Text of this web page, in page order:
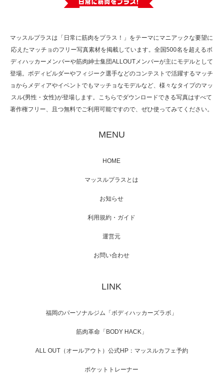
で紹介さ…
た（6/8放送）
映画「メカバース」舞台挨拶へマッスルプラ
【TV】NHK BS「COOL JAPAN 」にてマッス
「ねとらぼ」さんに…
マッスルプラスは「日常に筋肉をプラス！」をテーマにマニアックな要望に
応えたマッチョのフリー写真素材を掲載しています。全国500名を超えるボ
ディハッカーメンバーや筋肉紳士集団ALLOUTメンバーが主にモデルとして
登場。ボディビルダーやフィジーク選手などのコンテストで活躍するマッチ
ョからメディアやイベントでもマッチョなモデルなど、様々なタイプのマッ
スル(男性・女性)が登場します。こちらでダウンロードできる写真はすべて
著作権フリー、且つ無料でご利用可能ですので、ぜひ使ってみてください。
MENU
HOME
マッスルプラスとは
お知らせ
利用規約・ガイド
運営元
お問い合わせ
LINK
福岡のパーソナルジム「ボディハッカーズラボ」
筋肉革命「BODY HACK」
ALL OUT（オールアウト）公式HP：マッスルカフェ予約
ポケットトレーナー